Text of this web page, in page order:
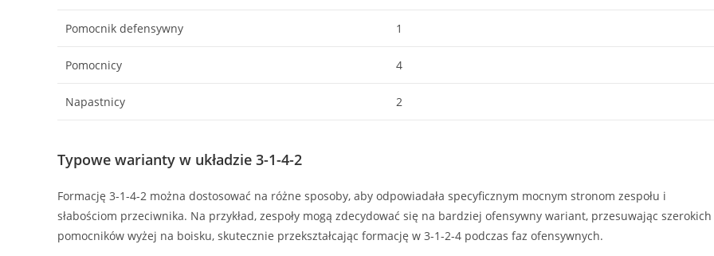
Pomocnik defensywny 1
Pomocnicy 4
Napastnicy 2
Typowe warianty w układzie 3-1-4-2
Formację 3-1-4-2 można dostosować na różne sposoby, aby odpowiadała specyficznym mocnym stronom zespołu i
słabościom przeciwnika. Na przykład, zespoły mogą zdecydować się na bardziej ofensywny wariant, przesuwając szerokich
pomocników wyżej na boisku, skutecznie przekształcając formację w 3-1-2-4 podczas faz ofensywnych.